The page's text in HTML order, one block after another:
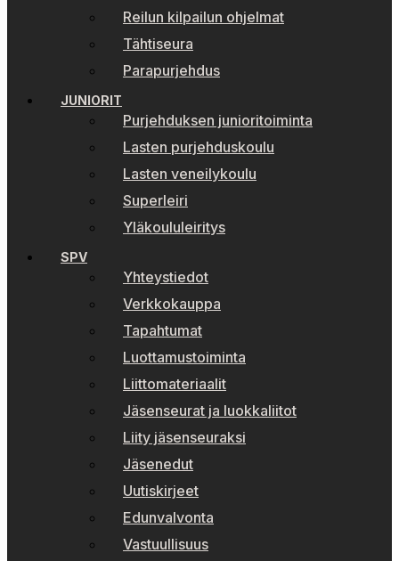
Reilun kilpailun ohjelmat
Tähtiseura
Parapurjehdus
JUNIORIT
Purjehduksen junioritoiminta
Lasten purjehduskoulu
Lasten veneilykoulu
Superleiri
Yläkoululeiritys
SPV
Yhteystiedot
Verkkokauppa
Tapahtumat
Luottamustoiminta
Liittomateriaalit
Jäsenseurat ja luokkaliitot
Liity jäsenseuraksi
Jäsenedut
Uutiskirjeet
Edunvalvonta
Vastuullisuus